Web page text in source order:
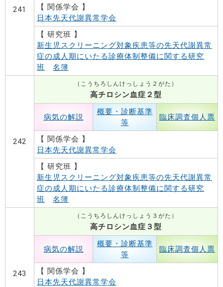
241
【 関係学会 】
日本先天代謝異常学会
【 研究班 】
新生児スクリーニング対象疾患等の先天代謝異常
症の成人期にいたる診療体制整備に関する研究
班
名簿
242
（こうちろしんけっしょう２がた）
高チロシン血症２型
病気の解説
概要・診断基準
等
臨床調査個人票
【 関係学会 】
日本先天代謝異常学会
【 研究班 】
新生児スクリーニング対象疾患等の先天代謝異常
症の成人期にいたる診療体制整備に関する研究
班
名簿
243
（こうちろしんけっしょう３がた）
高チロシン血症３型
病気の解説
概要・診断基準
等
臨床調査個人票
【 関係学会 】
日本先天代謝異常学会